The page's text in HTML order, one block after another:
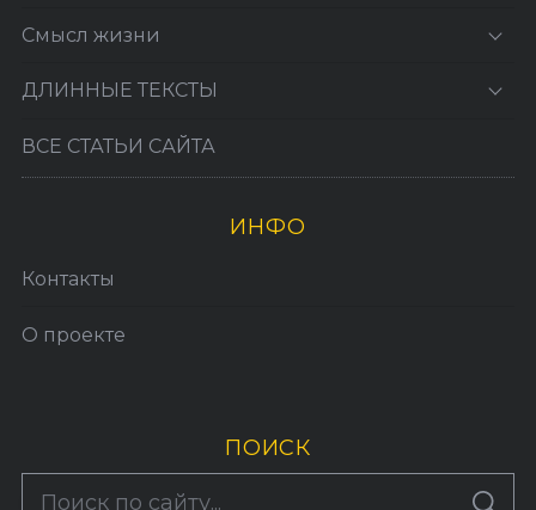
Смысл жизни
ДЛИННЫЕ ТЕКСТЫ
ВСЕ СТАТЬИ САЙТА
ИНФО
Контакты
О проекте
ПОИСК
По авторам